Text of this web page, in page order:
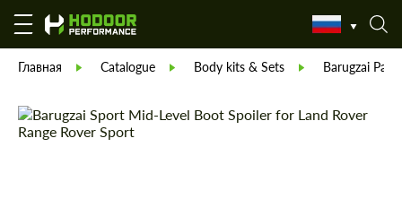
Главная Catalogue Body kits & Sets Barugzai